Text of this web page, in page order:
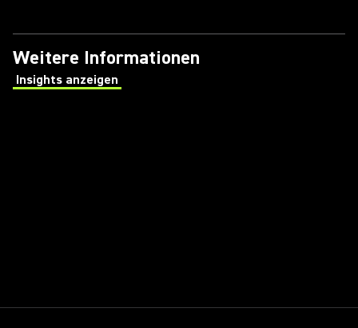
Weitere Informationen
Insights anzeigen
(Opens in a new tab)